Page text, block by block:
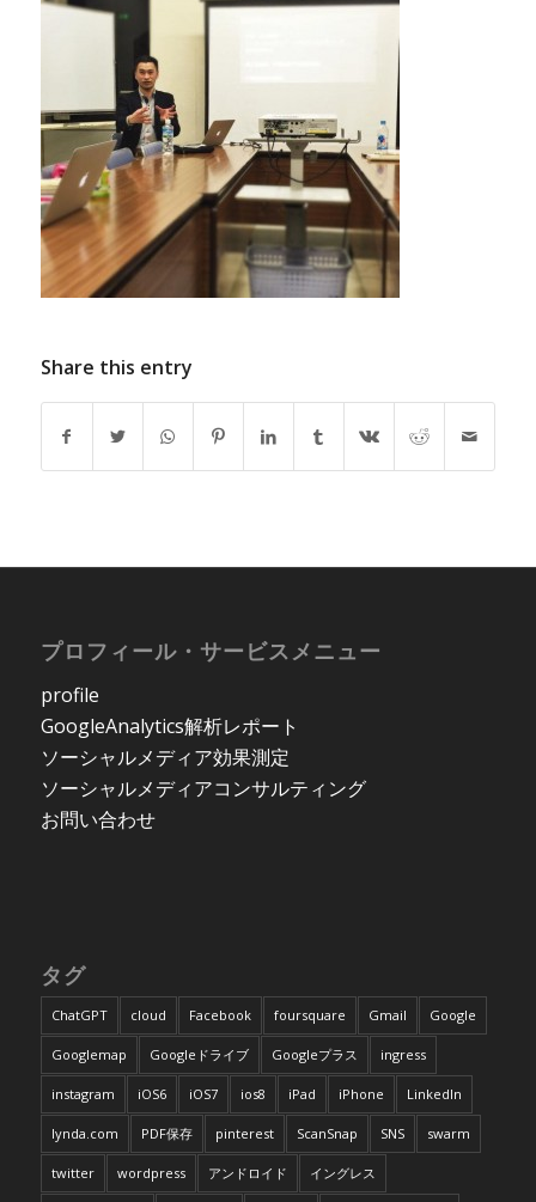
Share this entry
プロフィール・サービスメニュー
profile
GoogleAnalytics解析レポート
ソーシャルメディア効果測定
ソーシャルメディアコンサルティング
お問い合わせ
タグ
ChatGPT cloud Facebook foursquare Gmail Google
Googlemap Googleドライブ Googleプラス ingress
instagram iOS6 iOS7 ios8 iPad iPhone LinkedIn
lynda.com PDF保存 pinterest ScanSnap SNS swarm
twitter wordpress アンドロイド イングレス